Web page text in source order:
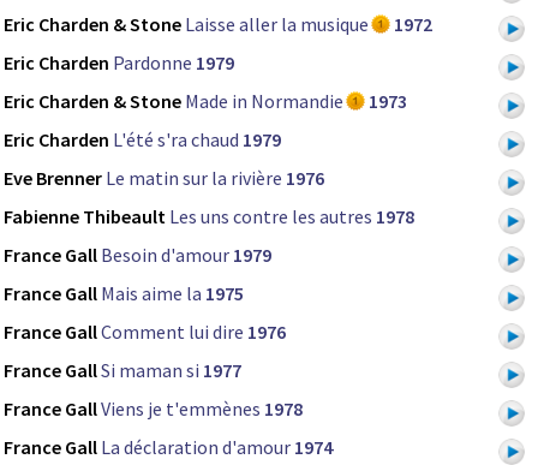
Eric Charden & Stone Laisse aller la musique
1972
Eric Charden Pardonne 1979
Eric Charden & Stone Made in Normandie
1973
Eric Charden L'été s'ra chaud 1979
Eve Brenner Le matin sur la rivière 1976
Fabienne Thibeault Les uns contre les autres 1978
France Gall Besoin d'amour 1979
France Gall Mais aime la 1975
France GallComment lui dire 1976
France GallSi maman si 1977
France GallViens je t'emmènes 1978
France Gall La déclaration d'amour 1974